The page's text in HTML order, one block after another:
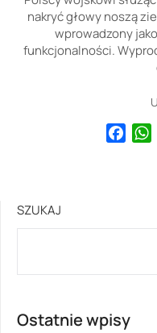
nakryć głowy noszą
wprowadzony
funkcjonalności.
SZUKAJ
Ostatnie wpisy